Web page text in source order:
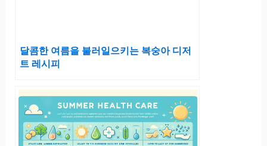
달콤한 여름을 불러일으키는 복숭아 디저
트 레시피